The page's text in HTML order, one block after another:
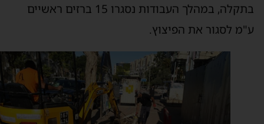
בתקלה, במהלך העבודות נסגרו 15 ברזים ראשיים
לסגור את הפיצוץ.